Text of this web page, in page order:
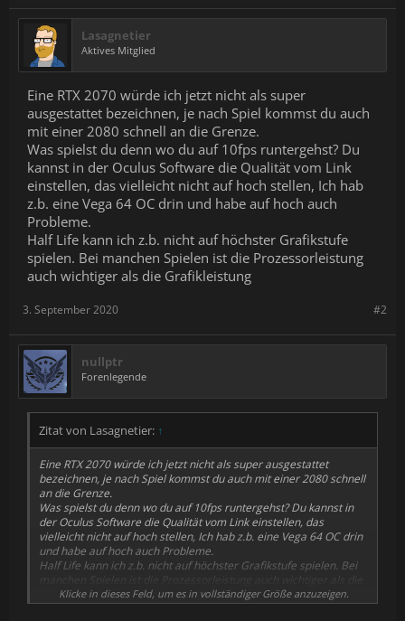
Lasagnetier
Aktives Mitglied
Eine RTX 2070 würde ich jetzt nicht als super
ausgestattet bezeichnen, je nach Spiel kommst du auch
mit einer 2080 schnell an die Grenze.
Was spielst du denn wo du auf 10fps runtergehst? Du
kannst in der Oculus Software die Qualität vom Link
einstellen, das vielleicht nicht auf hoch stellen, Ich hab
z.b. eine Vega 64 OC drin und habe auf hoch auch
Probleme.
Half Life kann ich z.b. nicht auf höchster Grafikstufe
spielen. Bei manchen Spielen ist die Prozessorleistung
auch wichtiger als die Grafikleistung
#2
3. September 2020
nullptr
Forenlegende
Zitat von Lasagnetier: ↑
Eine RTX 2070 würde ich jetzt nicht als super ausgestattet
bezeichnen, je nach Spiel kommst du auch mit einer 2080 schnell
an die Grenze.
Was spielst du denn wo du auf 10fps runtergehst? Du kannst in
der Oculus Software die Qualität vom Link einstellen, das
vielleicht nicht auf hoch stellen, Ich hab z.b. eine Vega 64 OC drin
und habe auf hoch auch Probleme.
Half Life kann ich z.b. nicht auf höchster Grafikstufe spielen. Bei
manchen Spielen ist die Prozessorleistung auch wichtiger als die
Grafikleistung
Klicke in dieses Feld, um es in vollständiger Größe anzuzeigen.